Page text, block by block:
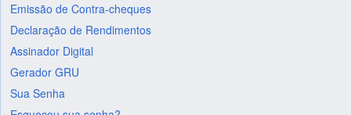
Emissão de Contra-cheques
Declaração de Rendimentos
Assinador Digital
Gerador GRU
Sua Senha